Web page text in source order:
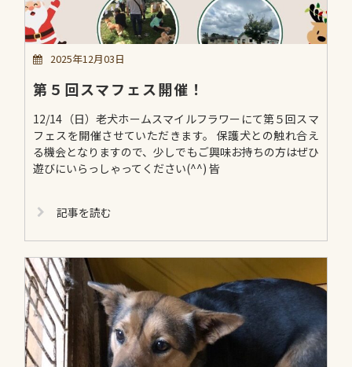
2025年12月03日
第５回スマフェス開催！
12/14（日）老犬ホームスマイルフラワーにて第５回スマ
フェスを開催させていただきます。 保護犬との触れ合え
る機会となりますので、少しでもご興味お持ちの方はぜひ
遊びにいらっしゃってください(^^) 皆
記事を読む